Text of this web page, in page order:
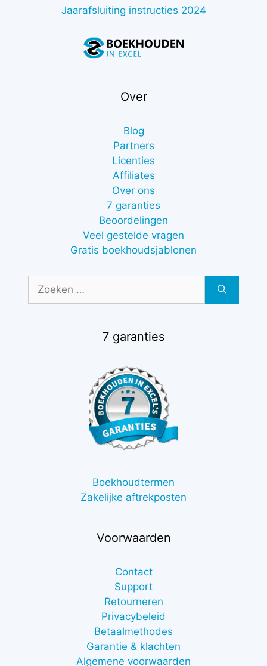
Jaarafsluiting instructies 2024
Over
Blog
Partners
Licenties
Affiliates
Over ons
7 garanties
Beoordelingen
Veel gestelde vragen
Gratis boekhoudsjablonen
Zoek
7 garanties
Boekhoudtermen
Zakelijke aftrekposten
Voorwaarden
Contact
Support
Retourneren
Privacybeleid
Betaalmethodes
Garantie & klachten
Algemene voorwaarden